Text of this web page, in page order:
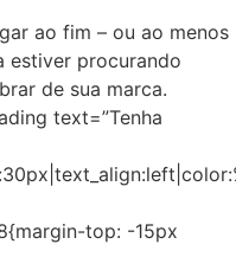
ao fim – ou ao menos
estiver procurando
de sua marca.
text=”Tenha
top: -15px